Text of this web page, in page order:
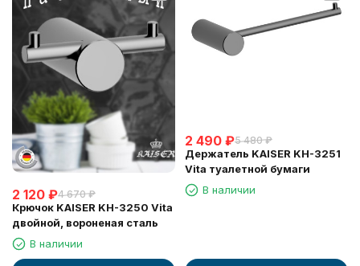
2 120 ₽4 670 ₽
Крючок KAISER KH-3250 Vita
двойной, вороненая сталь
В наличии
2 490 ₽5 480 ₽
Держатель KAISER KH-3251
Vita туалетной бумаги
В наличии